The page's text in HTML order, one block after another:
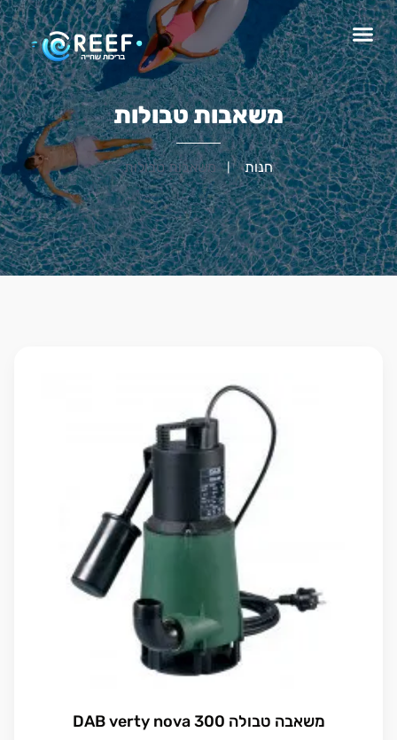
משאבות טבולות
חנות משאבות טבולות
משאבה טבולה DAB verty nova 300